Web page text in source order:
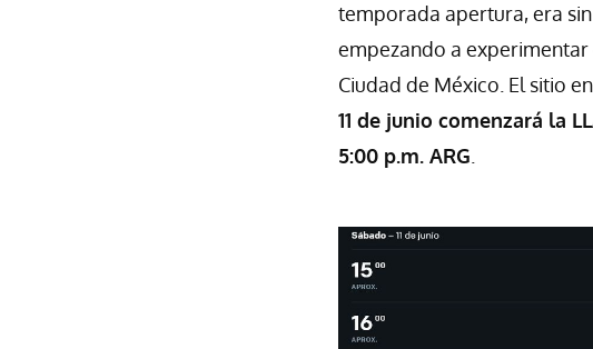
temporada apertura, era
empezando a
Ciudad de México. El sitio
11 de junio comenzará la
5:00 p.m. ARG